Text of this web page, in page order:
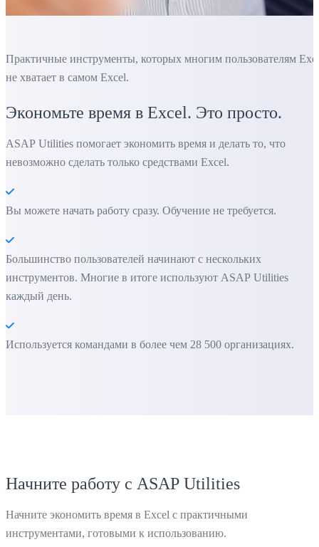
Практичные инструменты, которых многим пользователям
не хватает в самом Excel.
Экономьте время в Excel. Это просто.
ASAP Utilities помогает экономить время и делать то, что
невозможно сделать только средствами Excel.
Вы можете начать работу сразу. Обучение не требуется.
Большинство пользователей начинают с нескольких
инструментов. Многие в итоге используют ASAP Utilities
каждый день.
Используется командами в более чем 28 500 организациях.
Начните работу с ASAP Utilities
Начните экономить время в Excel с практичными
инструментами, готовыми к использованию.